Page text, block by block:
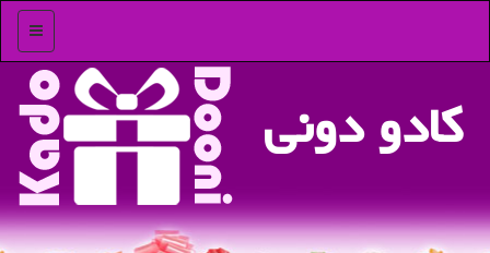
منو
كادو دونی